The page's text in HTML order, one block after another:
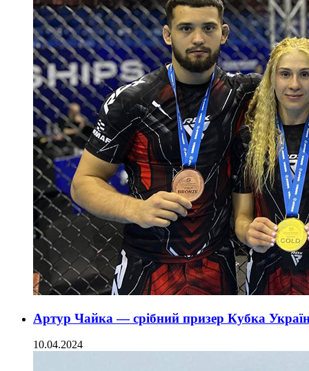
Артур Чайка — срібний призер Кубка
10.04.2024